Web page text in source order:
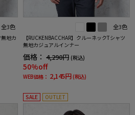
全3色
無地カ
全3色
【RUCKENBACCHAR】クルーネックTシャツ
無地カジュアルインナー
価格： 4,290円 (税込)
50%off
WEB価格： 2,145円 (税込)
SALE OUTLET